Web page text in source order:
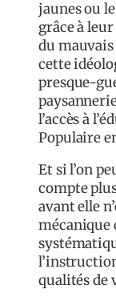
jaunes ou
grâce à
du mauvais
cette
presque-
l’accès à
Populaire
Et si l’on
compte
avant elle
mécanique
qualités de